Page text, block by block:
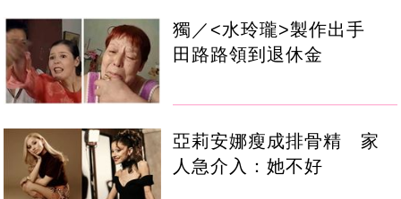
獨／<水玲瓏>製作出手
田路路領到退休金
亞莉安娜瘦成排骨精 家
人急介入：她不好